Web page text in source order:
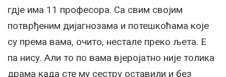
гдје има 11 професора. Са свим својим
потврђеним дијагнозама и потешкоћама које
су према вама, очито, нестале преко љета. Е
па нису. Али то по вама вјеројатно није толика
драма када сте му сестру оставили и без